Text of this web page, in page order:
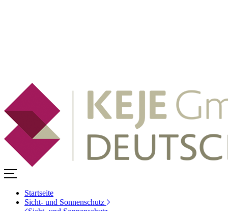
Startseite
Sicht- und Sonnenschutz